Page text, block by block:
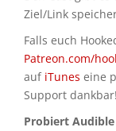
Ziel/Link
Falls euch
Patreon.com/
auf iTunes eine
Support dankbar!
Probiert